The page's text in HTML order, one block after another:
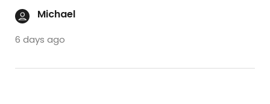
Michael
6 days ago